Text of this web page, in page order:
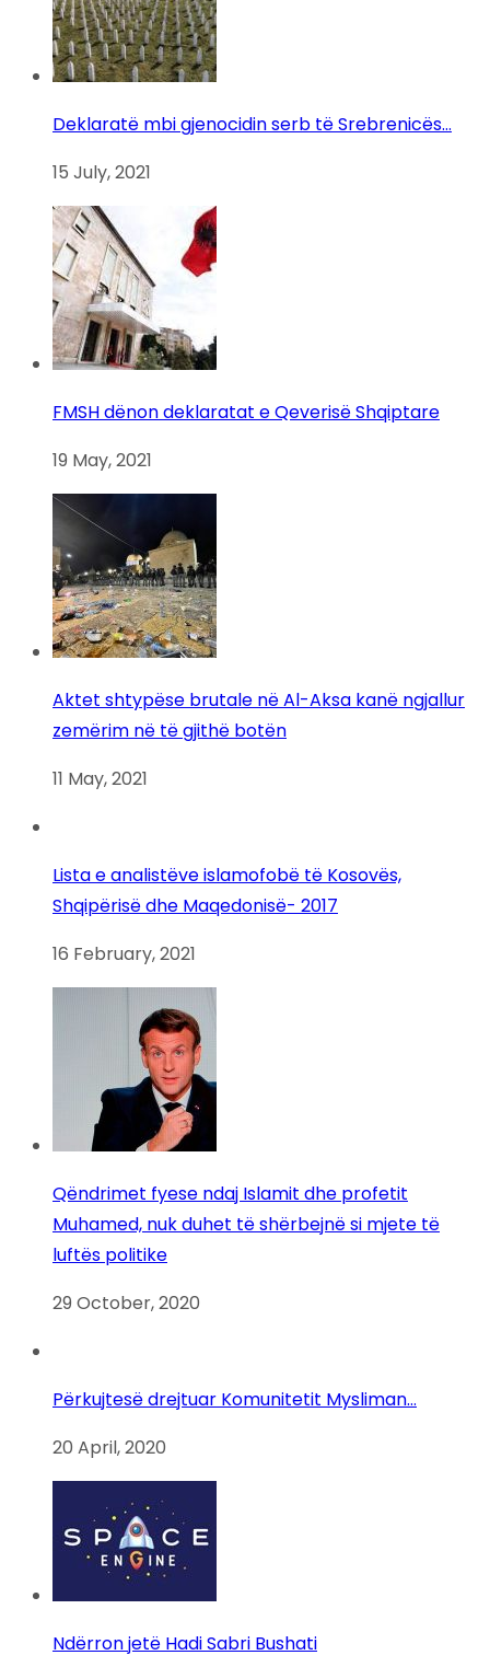
Deklaratë mbi gjenocidin serb të Srebrenicës…
15 July, 2021
FMSH dënon deklaratat e Qeverisë Shqiptare
19 May, 2021
Aktet shtypëse brutale në Al-Aksa kanë ngjallur
zemërim në të gjithë botën
11 May, 2021
Lista e analistëve islamofobë të Kosovës,
Shqipërisë dhe Maqedonisë- 2017
16 February, 2021
Qëndrimet fyese ndaj Islamit dhe profetit
Muhamed, nuk duhet të shërbejnë si mjete të
luftës politike
29 October, 2020
Përkujtesë drejtuar Komunitetit Mysliman…
20 April, 2020
Ndërron jetë Hadi Sabri Bushati